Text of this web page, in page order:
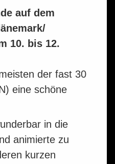
auf dem
10. bis 12.
der fast 30
eine schöne
in die
animierte zu
kurzen